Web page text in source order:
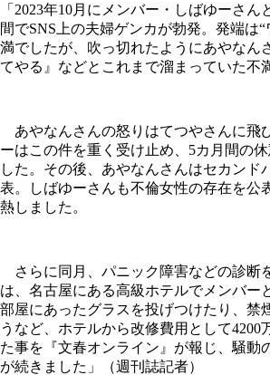
「2023年10月にメンバー・しばゆーさ
間でSNS上の夫婦ゲンカが勃発。発端は
満でしたが、吹っ切れたようにあやなん
てやる』などとこれまで溜まっていた不
あやなんさんの怒りはてつやさんに飛
ーはこの件を重く受け止め、5カ月間の
した。その後、あやなんさんはセカンド
表。しばゆーさんも不倫女性の存在を公
熱しました。
さらに同月、パニック障害などの診断
は、名古屋にある高級ホテルでメンバー
部屋にあったグラスを投げつけたり、禁
うなど、ホテルから改修費用として4200
た事を『文春オンライン』が報じ、騒動
が続きました」（週刊誌記者）